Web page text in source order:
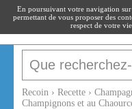
recoin
Recoin › Recette ›
Champignons et au
En poursuivant votre navigation
permettant de vous proposer des
respect de votre